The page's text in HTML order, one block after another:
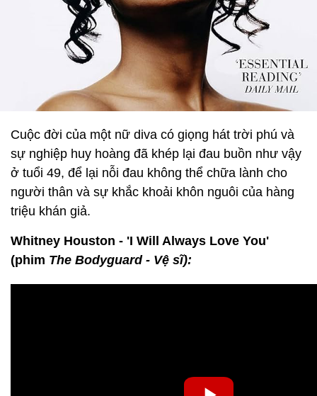
Cuộc đời của một nữ diva có giọng hát trời phú và
sự nghiệp huy hoàng đã khép lại đau buồn như vậy
ở tuổi 49, để lại nỗi đau không thể chữa lành cho
người thân và sự khắc khoải khôn nguôi của hàng
triệu khán giả.
Whitney Houston - 'I Will Always Love You'
(phim The Bodyguard - Vệ sĩ):